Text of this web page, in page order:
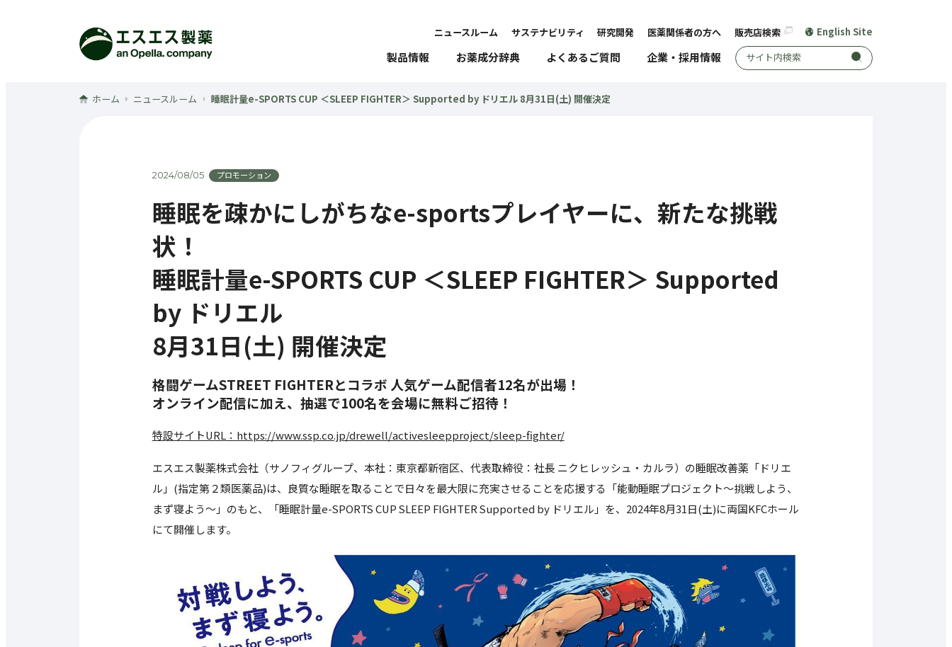
製品情報 お薬成分辞典 よくあるご質問 企業・採用情報 サイト内検索
ニュースルーム サステナビリティ 研究開発 医薬関係者の方へ 販売店検索 English Site
ホーム ニュースルーム 睡眠計量e-SPORTS CUP ＜SLEEP FIGHTER＞ Supported by ドリエル 8月31日(土) 開催決定
2024/08/05 プロモーション
睡眠を疎かにしがちなe-sportsプレイヤーに、新たな挑戦
状！
睡眠計量e-SPORTS CUP ＜SLEEP FIGHTER＞ Supported
by ドリエル
8月31日(土) 開催決定
格闘ゲームSTREET FIGHTERとコラボ 人気ゲーム配信者12名が出場！
オンライン配信に加え、抽選で100名を会場に無料ご招待！
特設サイトURL：https://www.ssp.co.jp/drewell/activesleepproject/sleep-fighter/
エスエス製薬株式会社（サノフィグループ、本社：東京都新宿区、代表取締役：社長 ニクヒレッシュ・カルラ）の睡眠改善薬「ドリエ
ル」(指定第２類医薬品)は、良質な睡眠を取ることで日々を最大限に充実させることを応援する「能動睡眠プロジェクト～挑戦しよう、
まず寝よう～」のもと、「睡眠計量e-SPORTS CUP SLEEP FIGHTER Supported by ドリエル」を、2024年8月31日(土)に両国KFCホール
にて開催します。